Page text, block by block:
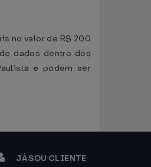
no valor de R$ 200
dados dentro dos
e podem ser
JÁ SOU CLIENTE